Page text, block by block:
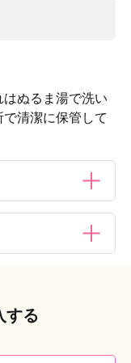
ぬるま湯で洗い
清潔に保管して
用をお控えくださ
ないよう適度な力
、熱湯（70℃以
ありますのでおや
保管してくださ
（抗菌剤含有）
する